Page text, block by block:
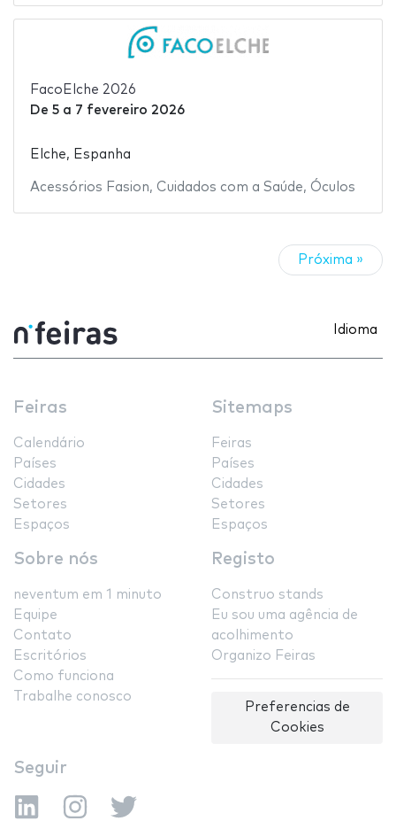
FacoElche 2026
De 5a 7 fevereiro 2026
Elche, Espanha
Acessórios Fasion, Cuidados com a Saúde, Óculos
Próxima »
Idioma
Feiras
Calendário
Países
Cidades
Setores
Espaços
Sitemaps
Feiras
Países
Cidades
Setores
Espaços
Sobre nós
neventum em 1 minuto
Equipe
Contato
Escritórios
Como funciona
Trabalhe conosco
Registo
Construo stands
Eu sou uma agência de
acolhimento
Organizo Feiras
Preferencias de
Cookies
Seguir